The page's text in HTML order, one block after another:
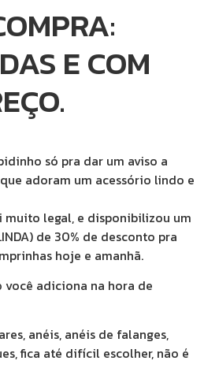
E COM
só pra dar um aviso a
adoram um acessório lindo e
muito legal, e disponibilizou um
de 30% de desconto pra
hoje e amanhã.
você adiciona na hora de
anéis, anéis de falanges,
fica até difícil escolher, não é